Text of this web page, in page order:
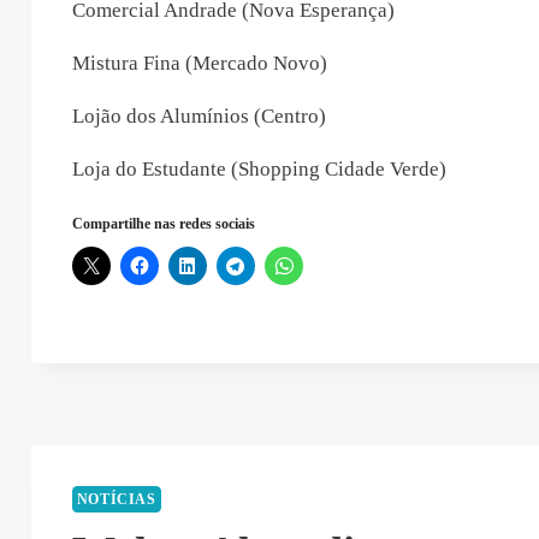
Comercial Andrade (Nova Esperança)
Mistura Fina (Mercado Novo)
Lojão dos Alumínios (Centro)
Loja do Estudante (Shopping Cidade Verde)
Compartilhe nas redes sociais
NOTÍCIAS